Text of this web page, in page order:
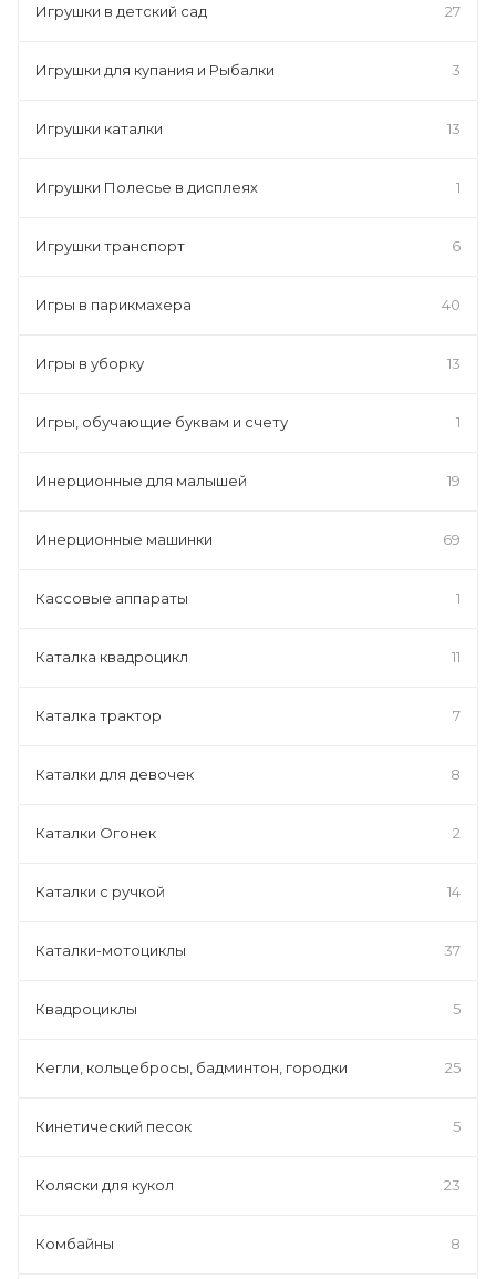
Игрушки в детский сад 27
Игрушки для купания и Рыбалки 3
Игрушки каталки 13
Игрушки Полесье в дисплеях 1
Игрушки транспорт 6
Игры в парикмахера 40
Игры в уборку 13
Игры, обучающие буквам и счету 1
Инерционные для малышей 19
Инерционные машинки 69
Кассовые аппараты 1
Каталка квадроцикл 11
Каталка трактор 7
Каталки для девочек 8
Каталки Огонек 2
Каталки с ручкой 14
Каталки-мотоциклы 37
Квадроциклы 5
Кегли, кольцебросы, бадминтон, городки 25
Кинетический песок 5
Коляски для кукол 23
Комбайны 8